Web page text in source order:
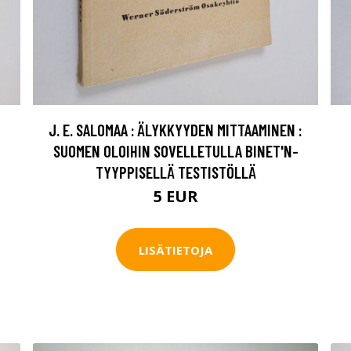
J. E. SALOMAA : ÄLYKKYYDEN MITTAAMINEN :
SUOMEN OLOIHIN SOVELLETULLA BINET'N-
TYYPPISELLÄ TESTISTÖLLÄ
5 EUR
LISÄTIETOJA